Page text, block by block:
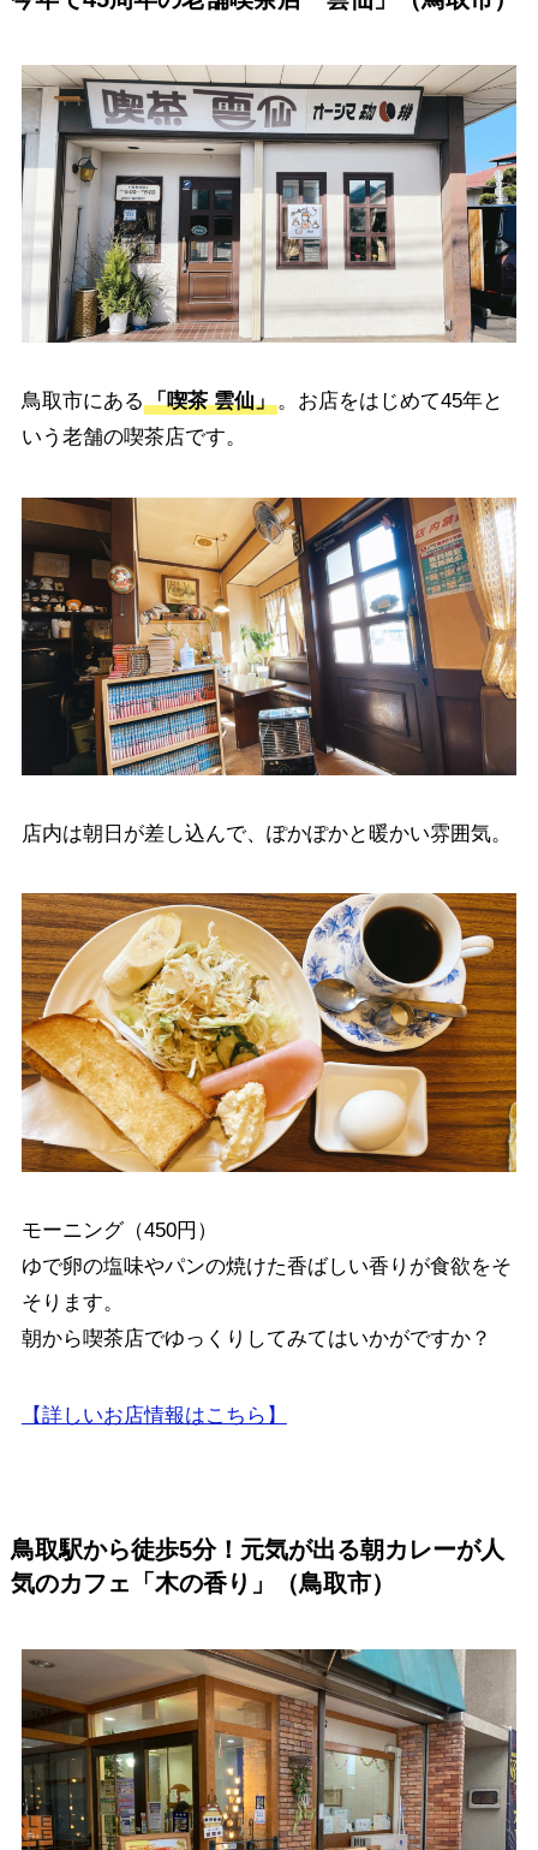
鳥取市にある 「喫茶 雲仙」。お店をはじめて45年と
いう老舗の喫茶店です。
店内は朝日が差し込んで、ぽかぽかと暖かい雰囲気。
モーニング（450円）
ゆで卵の塩味やパンの焼けた香ばしい香りが食欲をそ
そります。
朝から喫茶店でゆっくりしてみてはいかがですか？
【詳しいお店情報はこちら】
鳥取駅から徒歩5分！元気が出る朝カレーが人
気のカフェ「木の香り」（鳥取市）